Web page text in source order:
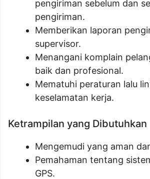
pengiriman sebelum dan
pengiriman.
Memberikan laporan
supervisor.
Menangani komplain
baik dan profesional.
Mematuhi peraturan lalu
keselamatan kerja.
Ketrampilan yang Dibutuhkan
Mengemudi yang aman
Pemahaman tentang
GPS.